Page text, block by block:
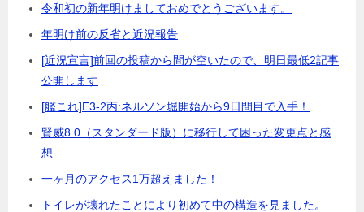
令和初の新年明けましておめでとうございます。
年明け前の反省と近況報告
[近況宣言]前回の投稿から間が空いたので、明日最低2記事
公開します
[艦これ]E3-2丙:ネルソン堀開始から9日間目で入手！
賢威8.0（スタンダード版）に移行して困った変更点と感
想
一ヶ月のアクセス1万超えました！
トイレが壊れたことにより初めて中の構造を見ました。